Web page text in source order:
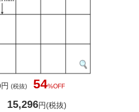
円 (税抜) 54%OFF
15,296円(税抜)